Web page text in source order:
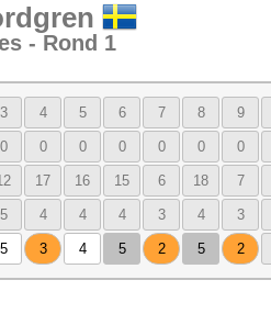
- Rond 1
3 4 5 6 7 8 9
0 0 0 0 0 0 0
17 16 15 6 18 7
5 4 4 4 3 4 3
5 3 4 5 2 5 2